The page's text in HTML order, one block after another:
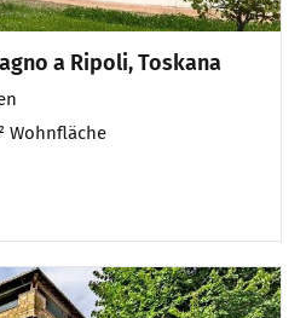
a Ripoli, Toskana
Wohnfläche